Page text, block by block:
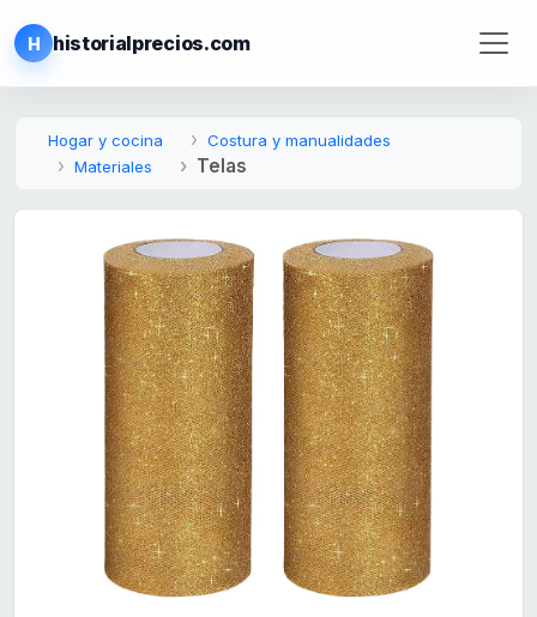
H historialprecios.com
Hogar y cocina
Costura y manualidades
Materiales
Telas